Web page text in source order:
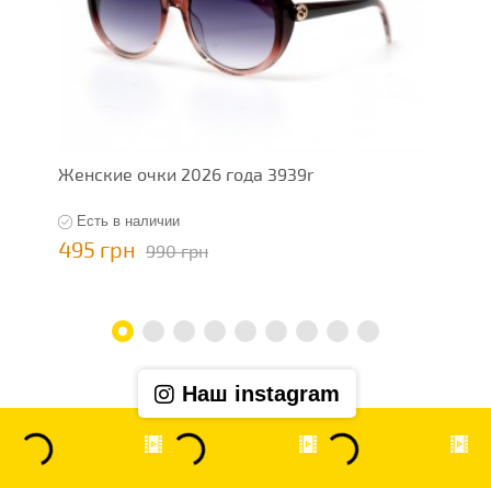
Женские очки 2026 года 3939r
Есть в наличии
495 грн 990 грн
Наш instagram